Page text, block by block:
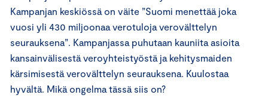
Kampanjan keskiössä on väite ”Suomi menettää joka
vuosi yli 430 miljoonaa verotuloja verovälttelyn
seurauksena”. Kampanjassa puhutaan kauniita asioita
kansainvälisestä veroyhteistyöstä ja kehitysmaiden
kärsimisestä verovälttelyn seurauksena. Kuulostaa
hyvältä. Mikä ongelma tässä siis on?